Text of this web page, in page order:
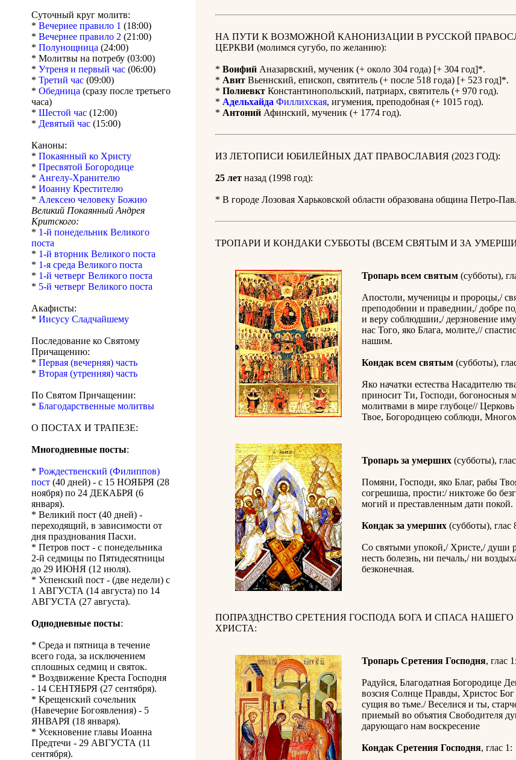
Суточный круг молитв:
* Вечериее правило 1 (18:00)
* Вечернее правило 2 (21:00)
* Полунощница (24:00)
* Молитвы на потребу (03:00)
* Утреня и первый час (06:00)
* Третий час (09:00)
* Обедница (сразу после третьего
часа)
* Шестой час (12:00)
* Девятый час (15:00)
Каноны:
* Покаянный ко Христу
* Пресвятой Богородице
* Ангелу-Хранителю
* Иоанну Крестителю
* Алексею человеку Божию
Великий Покаянный Андрея
Критского:
* 1-й понедельник Великого
поста
* 1-й вторник Великого поста
* 1-я среда Великого поста
* 1-й четверг Великого поста
* 5-й четверг Великого поста
Акафисты:
* Иисусу Сладчайшему
Последование ко Святому
Причащению:
* Первая (вечерняя) часть
* Вторая (утренняя) часть
По Святом Причащении:
* Благодарственные молитвы
О ПОСТАХ И ТРАПЕЗЕ:
Многодневные посты:
* Рождественский (Филиппов)
пост (40 дней) - с 15 НОЯБРЯ (28
ноября) по 24 ДЕКАБРЯ (6
января).
* Великий пост (40 дней) -
переходящий, в зависимости от
дня празднования Пасхи.
* Петров пост - с понедельника
2-й седмицы по Пятидесятницы
до 29 ИЮНЯ (12 июля).
* Успенский пост - (две недели) с
1 АВГУСТА (14 августа) по 14
АВГУСТА (27 августа).
Однодневные посты:
* Среда и пятница в течение
всего года, за исключением
сплошных седмиц и святок.
* Воздвижение Креста Господня
- 14 СЕНТЯБРЯ (27 сентября).
* Крещенский сочельник
(Навечерие Богоявления) - 5
ЯНВАРЯ (18 января).
* Усекновение главы Иоанна
Предтечи - 29 АВГУСТА (11
сентября).
НА ПУТИ К ВОЗМОЖНОЙ КАНОНИЗАЦИИ В РУССКОЙ
ЦЕРКВИ (молимся сугубо, по желанию):
* Воифий Аназарвский, мученик (+ около 304 года) [+ 304 год]*.
* Авит Вьеннский, епископ, святитель (+ после 518 года) [+ 523 год]*.
* Полиевкт Константинопольский, патриарх, святитель (+ 970 год).
* Адельхайда Филлихская, игумения, преподобная (+ 1015 год).
* Антоний Афинский, мученик (+ 1774 год).
ИЗ ЛЕТОПИСИ ЮБИЛЕЙНЫХ ДАТ ПРАВОСЛАВИЯ (2023 ГОД):
25 лет назад (1998 год):
* В городе Лозовая Харьковской области образована община Петро-
ТРОПАРИ И КОНДАКИ СУББОТЫ (ВСЕМ СВЯТЫМ И ЗА
Тропарь всем святым (субботы),
Апостоли, мученицы и пророцы,/
преподобнии и праведнии,/ добре
и веру соблюдшии,/ дерзновение
нас Того, яко Блага, молите,//
нашим.
Кондак всем святым (субботы),
Яко начатки естества Насадителю
приносит Ти, Господи, богоносныя
молитвами в мире глубоце//
Твое, Богородицею соблюди,
Тропарь за умерших (субботы),
Помяни, Господи, яко Благ, рабы
согрешиша, прости:/ никтоже бо
могий и преставленным дати покой.
Кондак за умерших (субботы), глас
Со святыми упокой,/ Христе,/ души
несть болезнь, ни печаль,/ ни
безконечная.
ПОПРАЗДНСТВО СРЕТЕНИЯ ГОСПОДА БОГА И СПАСА
ХРИСТА:
Тропарь Сретения Господня, глас 1:
Радуйся, Благодатная Богородице
возсия Солнце Правды, Христос
сущия во тьме./ Веселися и ты,
приемый во объятия Свободителя
дарующаго нам воскресение
Кондак Сретения Господня, глас 1: